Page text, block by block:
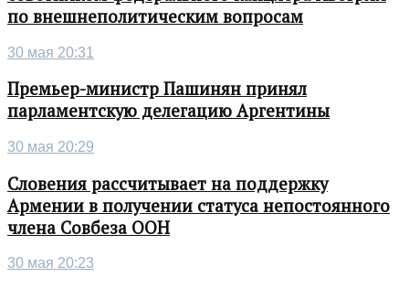
по внешнеполитическим вопросам
30 мая 20:31
Премьер-министр Пашинян принял
парламентскую делегацию Аргентины
30 мая 20:29
Словения рассчитывает на поддержку
Армении в получении статуса непостоянного
члена Совбеза ООН
30 мая 20:23